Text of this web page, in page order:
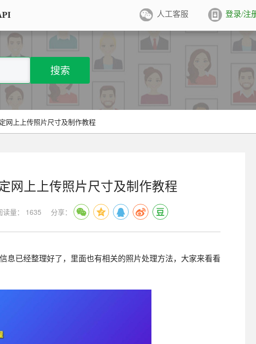
采集系统
大学生毕业图像采集系统
国中小学生学籍照片采集系统
卡印刷&照片采集一体化平台
证件照排版
将单张证件照排版至5寸/6寸相纸，
常用文档纸张尺寸
等常用文档尺寸
人工客服 登录/注
搜索
网上上传照片尺寸及制作教程
网上上传照片尺寸及制作教程
读量： 1635 分享：
息已经整理好了，里面也有相关的照片处理方法，大家来看看